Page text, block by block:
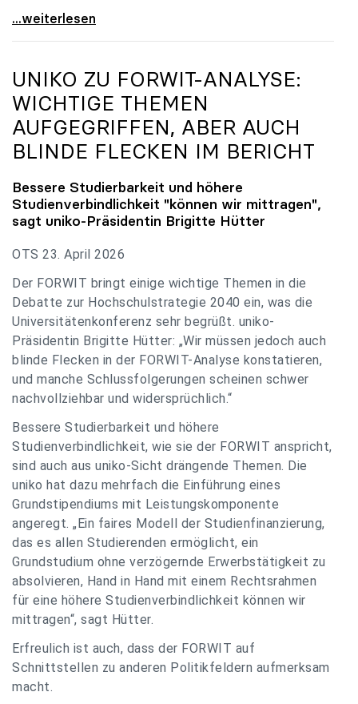
uniko zu Budgetverhandlungen: Universitäten sind
...weiterlesen
UNIKO ZU FORWIT-ANALYSE:
WICHTIGE THEMEN
AUFGEGRIFFEN, ABER AUCH
BLINDE FLECKEN IM BERICHT
Bessere Studierbarkeit und höhere
Studienverbindlichkeit "können wir mittragen",
sagt uniko-Präsidentin Brigitte Hütter
OTS 23. April 2026
Der FORWIT bringt einige wichtige Themen in die
Debatte zur Hochschulstrategie 2040 ein, was die
Universitätenkonferenz sehr begrüßt. uniko-
Präsidentin Brigitte Hütter: „Wir müssen jedoch auch
blinde Flecken in der FORWIT-Analyse konstatieren,
und manche Schlussfolgerungen scheinen schwer
nachvollziehbar und widersprüchlich.“
Bessere Studierbarkeit und höhere
Studienverbindlichkeit, wie sie der FORWIT anspricht,
sind auch aus uniko-Sicht drängende Themen. Die
uniko hat dazu mehrfach die Einführung eines
Grundstipendiums mit Leistungskomponente
angeregt. „Ein faires Modell der Studienfinanzierung,
das es allen Studierenden ermöglicht, ein
Grundstudium ohne verzögernde Erwerbstätigkeit zu
absolvieren, Hand in Hand mit einem Rechtsrahmen
für eine höhere Studienverbindlichkeit können wir
mittragen“, sagt Hütter.
Erfreulich ist auch, dass der FORWIT auf
Schnittstellen zu anderen Politikfeldern aufmerksam
macht.